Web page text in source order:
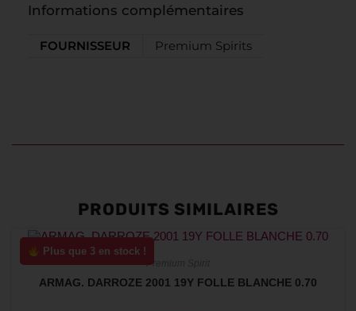
Informations complémentaires
FOURNISSEUR Premium Spirits
PRODUITS SIMILAIRES
Plus que 3 en stock !
Premium Spirit
ARMAG. DARROZE 2001 19Y FOLLE BLANCHE 0.70